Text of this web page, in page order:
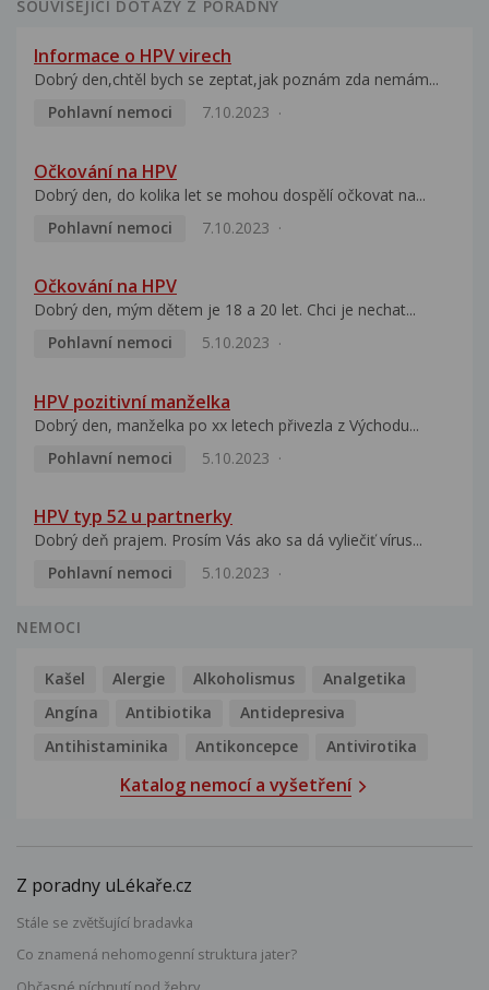
SOUVISEJÍCÍ DOTAZY Z PORADNY
Informace o HPV virech
Dobrý den,chtěl bych se zeptat,jak poznám zda nemám...
Pohlavní nemoci
7.10.2023
Očkování na HPV
Dobrý den, do kolika let se mohou dospělí očkovat na...
Pohlavní nemoci
7.10.2023
Očkování na HPV
Dobrý den, mým dětem je 18 a 20 let. Chci je nechat...
Pohlavní nemoci
5.10.2023
HPV pozitivní manželka
Dobrý den, manželka po xx letech přivezla z Východu...
Pohlavní nemoci
5.10.2023
HPV typ 52 u partnerky
Dobrý deň prajem. Prosím Vás ako sa dá vyliečiť vírus...
Pohlavní nemoci
5.10.2023
NEMOCI
Kašel Alergie Alkoholismus
Analgetika
Angína
Antibiotika
Antidepresiva
Antihistaminika
Antikoncepce Antivirotika
Katalog nemocí a vyšetření
Z poradny uLékaře.cz
Stále se zvětšující bradavka
Co znamená nehomogenní struktura jater?